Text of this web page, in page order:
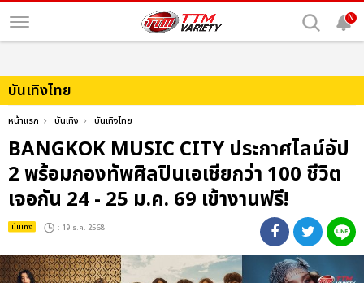
N
บันเทิงไทย
หน้าแรก บันเทิง บันเทิงไทย
BANGKOK MUSIC CITY ประกาศไลน์อัป
2 พร้อมกองทัพศิลปินเอเชียกว่า 100 ชีวิต
เจอกัน 24 - 25 ม.ค. 69 เข้างานฟรี!
บันเทิง : 19 ธ.ค. 2568